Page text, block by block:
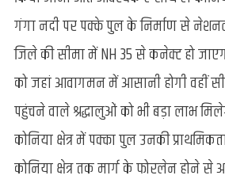
गंगा नदी पर पक्के पुल के निर्माण से नेशनल
जिले की सीमा में NH 35 से कनेक्ट हो
को जहां आवागमन में आसानी होगी वहीं
पहुंचने वाले श्रद्धालुओं को भी बड़ा लाभ
कोनिया क्षेत्र में पक्का पुल उनकी
कोनिया क्षेत्र तक मार्ग के फोरलेन होने